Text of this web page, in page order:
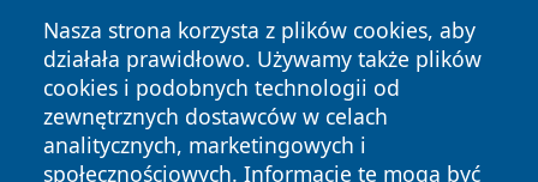
Czy można przechowywać sadzonki w lodówce?
Tak. Sadzonki można czasowo przechowywać w
lodówce, przy temperaturze 4-8°C, przez 3-7 dni w
opakowaniu foliowym lub papierowym, co spowalnia
metabolizm i pozwala opóźnić posadzenie w
Nasza strona korzysta z plików cookies, aby
działała prawidłowo. Używamy także plików
cookies i podobnych technologii od
zewnętrznych dostawców w celach
analitycznych, marketingowych i
społecznościowych. Informacje te mogą być